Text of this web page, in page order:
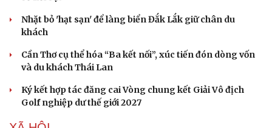
khỏi lợi thế tự nhiên